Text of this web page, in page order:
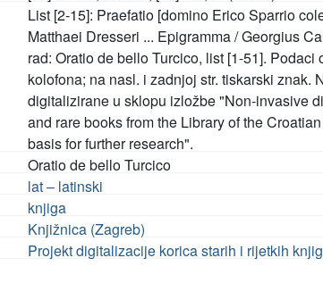
List [2-15]: Praefatio [domino Erico Sparrio
Matthaei Dresseri ... Epigramma / Georgius
rad: Oratio de bello Turcico, list [1-51].
kolofona; na nasl. i zadnjoj str. tiskarski znak.
digitalizirane u sklopu izložbe "Non-invasive
and rare books from the Library of the
basis for further research".
Oratio de bello Turcico
lat – latinski
knjiga
Knjižnica (Zagreb)
Projekt digitalizacije korica starih i rijetkih